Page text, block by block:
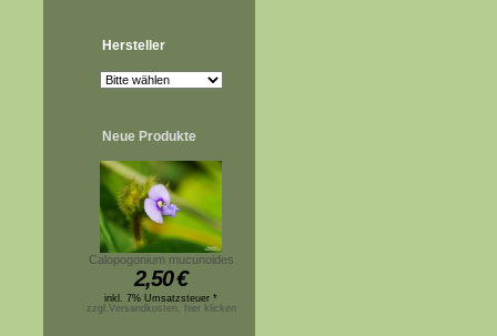
Hersteller
Neue Produkte
Calopogonium mucunoides
2,50€
inkl. 7% Umsatzsteuer *
zzgl.Versandkosten, hier klicken